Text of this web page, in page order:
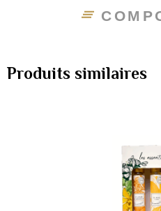
Produits similaires